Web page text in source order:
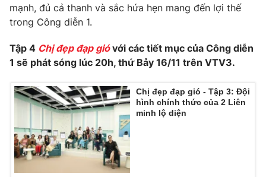
® Cấm sao chép dưới mọi hình thức nếu không có sự chấp
thuận bằng văn bản. Ghi rõ nguồn VTV.vn khi phát hành lại
thông tin từ website này.
mạnh, đủ cả thanh và sắc hứa hẹn mang đến lợi thế
trong Công diễn 1.
Tập 4 Chị đẹp đạp gióvới các tiết mục của Công diễn
1 sẽ phát sóng lúc 20h, thứ Bảy 16/11 trên VTV3.
Chị đẹp đạp gió - Tập 3: Đội
hình chính thức của 2 Liên
minh lộ diện